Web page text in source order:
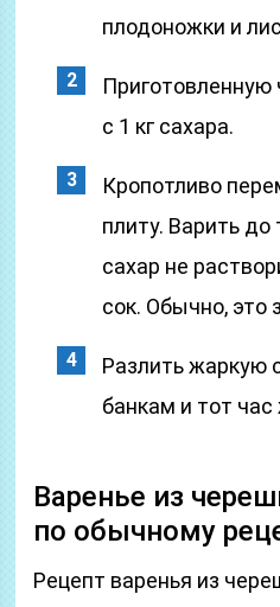
плодоножки и
с 1 кг сахара.
Кропотливо
плиту. Варить до
сахар не
сок. Обычно, это
Разлить жаркую
банкам и тот час
Варенье из
по обычному
Рецепт варенья из